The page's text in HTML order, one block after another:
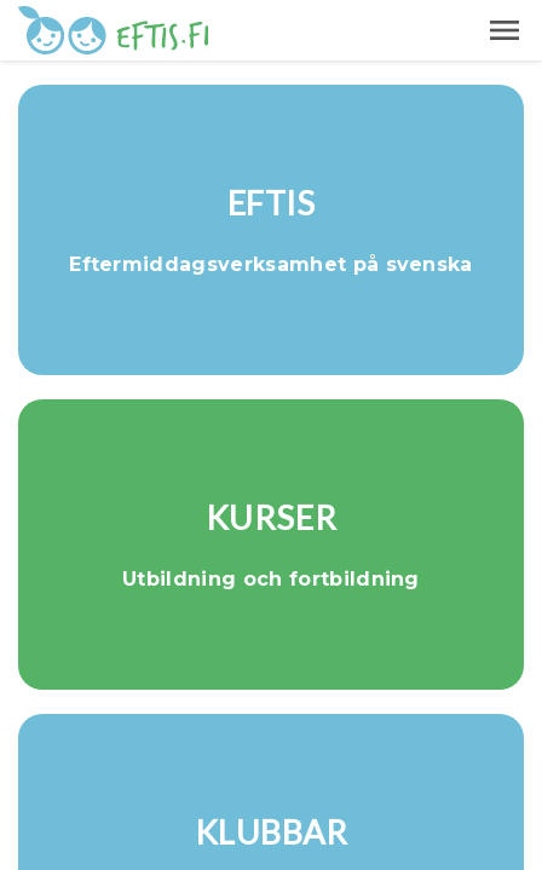
EFTIS
Eftermiddagsverksamhet på svenska
KURSER
Utbildning och fortbildning
KLUBBAR